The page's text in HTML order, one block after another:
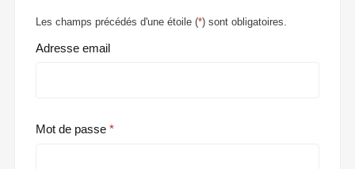
Les champs précédés d'une étoile (*) sont obligatoires.
Adresse email
Mot de passe